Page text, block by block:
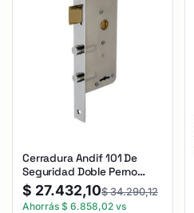
Cerradura Andif 101 De
Seguridad Doble Perno
Reforzada Plateado
$ 27.432,10$34.290,12
Ahorrás $ 6.858,02 vs